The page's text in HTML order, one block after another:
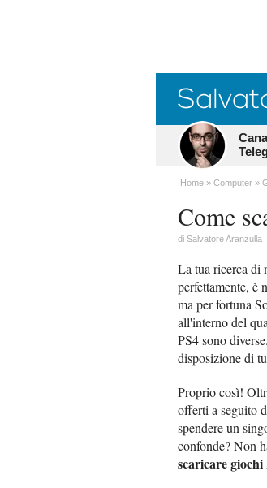
Home Computer
Come
di Salvatore Aranzulla
La tua ricerca di
perfettamente, è
ma per fortuna
all'interno del
PS4 sono
disposizione di
Proprio così!
offerti a seguito
spendere un
confonde? Non
scaricare giochi